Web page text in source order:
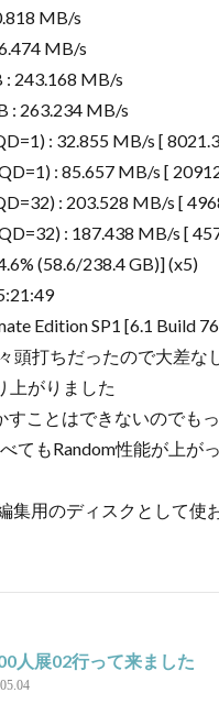
MB/s
MB/s
: 243.168 MB/s
: 263.234 MB/s
: 32.855 MB/s [
: 85.657 MB/s [
: 203.528 MB/s [
: 187.438 MB/s [
(58.6/238.4 GB)] (x5)
Edition SP1 [6.1 Build
頭打ちだったので大差
上がりました
すことはできないのでも
てもRandom性能が上が
集用のディスクとして使
人展02行って来ました